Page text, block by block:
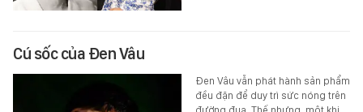
Cú sốc của Đen Vâu
Đen Vâu vẫn phát hành sản phẩm
đều đặn để duy trì sức nóng trên